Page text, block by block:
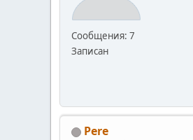
Сообщения: 7
Записан
Pere